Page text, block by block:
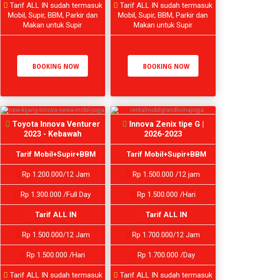
Tarif ALL IN sudah termasuk
Mobil, Supir, BBM, Parkir dan
Makan untuk Supir
BOOKING NOW
Tarif ALL IN sudah termasuk
Mobil, Supir, BBM, Parkir dan
Makan untuk Supir
BOOKING NOW
Toyota Innova Venturer
2023 - Kebawah
Tarif Mobil+Supir+BBM
Rp 1.200.000/12 Jam
Rp 1.300.000 /Full Day
Tarif ALL IN
Rp 1.500.000/12 Jam
Rp 1.500.000 /Hari
Tarif ALL IN sudah termasuk
Innova Zenix tipe G |
2026-2023
Tarif Mobil+Supir+BBM
Rp 1.500.000 /12 jam
Rp 1.500.000 /Hari
Tarif ALL IN
Rp 1.700.000/12 Jam
Rp 1.700.000 /Day
Tarif ALL IN sudah termasuk